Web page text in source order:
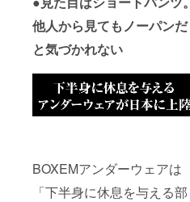
他人から見てもノーパンだ
と気づかれない
BOXEMアンダーウェアは
「下半身に休息を与える部